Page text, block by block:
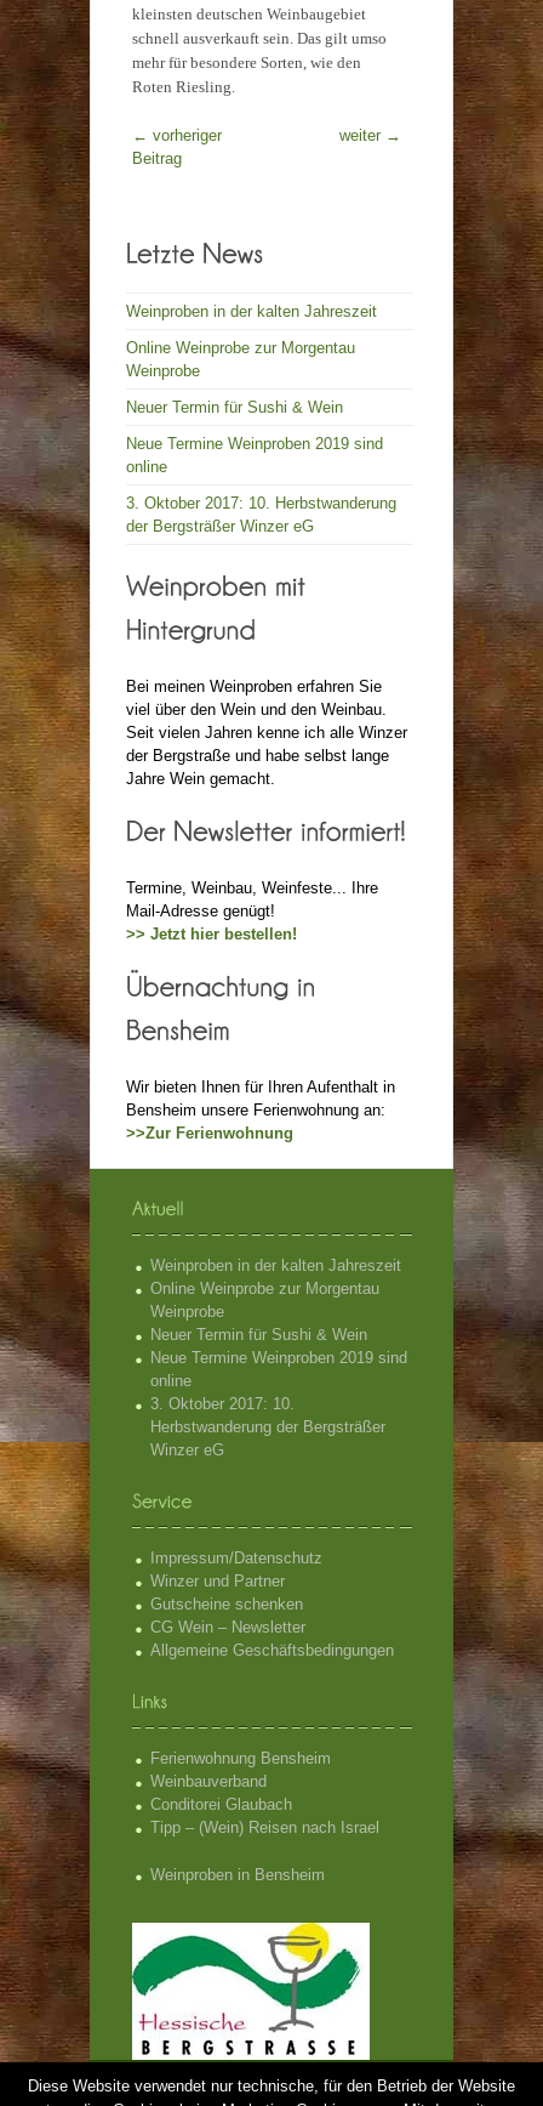
kleinsten deutschen Weinbaugebiet
schnell ausverkauft sein. Das gilt umso
mehr für besondere Sorten, wie den
Roten Riesling.
← vorheriger
Beitrag
weiter →
Weinproben in der kalten Jahreszeit
Online Weinprobe zur Morgentau
Weinprobe
Neuer Termin für Sushi & Wein
Neue Termine Weinproben 2019 sind
online
3. Oktober 2017: 10. Herbstwanderung
der Bergsträßer Winzer eG
Bei meinen Weinproben erfahren Sie
viel über den Wein und den Weinbau.
Seit vielen Jahren kenne ich alle Winzer
der Bergstraße und habe selbst lange
Jahre Wein gemacht.
Termine, Weinbau, Weinfeste... Ihre
Mail-Adresse genügt!
>> Jetzt hier bestellen!
Wir bieten Ihnen für Ihren Aufenthalt in
Bensheim unsere Ferienwohnung an:
>>Zur Ferienwohnung
Weinproben in der kalten Jahreszeit
Online Weinprobe zur Morgentau
Weinprobe
Neuer Termin für Sushi & Wein
Neue Termine Weinproben 2019 sind
online
3. Oktober 2017: 10.
Herbstwanderung der Bergsträßer
Winzer eG
Impressum/Datenschutz
Winzer und Partner
Gutscheine schenken
CG Wein – Newsletter
Allgemeine Geschäftsbedingungen
Ferienwohnung Bensheim
Weinbauverband
Conditorei Glaubach
Tipp – (Wein) Reisen nach Israel
Weinproben in Bensheim
CG Wein - Weinproben Bensheim und Hessische
Diese Website verwendet nur technische, für den Betrieb der Website